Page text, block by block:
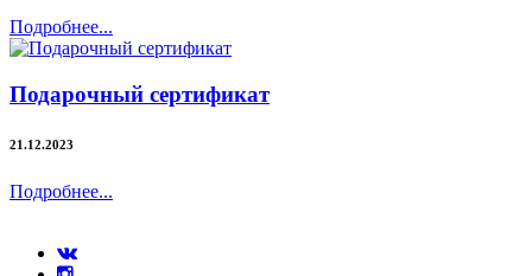
Подробнее...
Подарочный сертификат
21.12.2023
Подробнее...